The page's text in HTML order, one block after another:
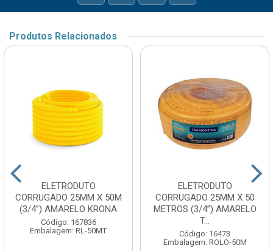
Produtos Relacionados
ELETRODUTO
CORRUGADO 25MM X 50M
(3/4”) AMARELO KRONA
Código: 167836
Embalagem: RL-50MT
ELETRODUTO
CORRUGADO 25MM X 50
METROS (3/4”) AMARELO
T...
Código: 16473
Embalagem: ROLO-50M